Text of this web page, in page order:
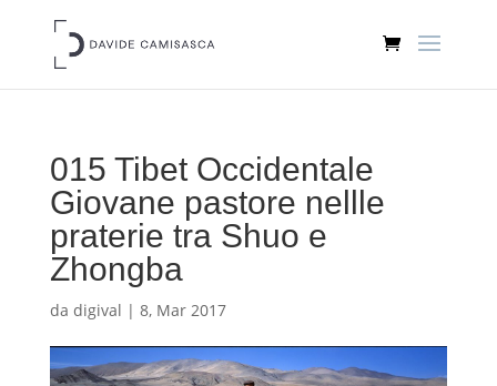
015 Tibet Occidentale
Giovane pastore nellle
praterie tra Shuo e
Zhongba
da digival | 8, Mar 2017